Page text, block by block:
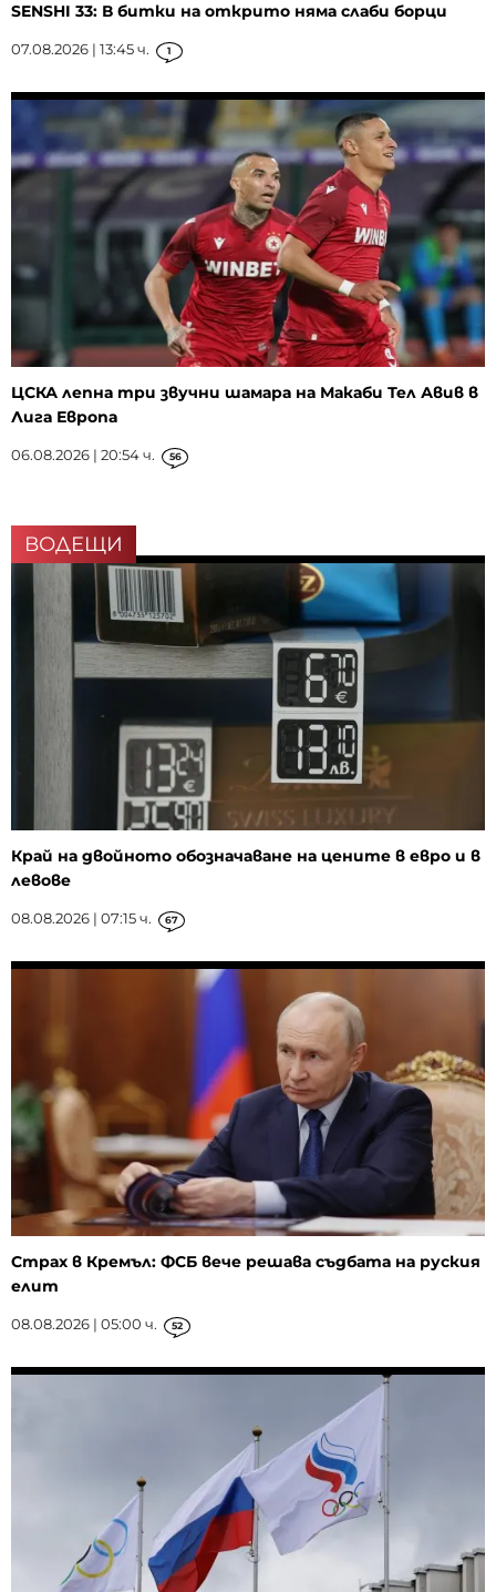
SENSHI 33: В битки на открито няма слаби борци
07.08.2026 | 13:45 ч. 1
ЦСКА лепна три звучни шамара на Макаби Тел Авив в
Лига Европа
06.08.2026 | 20:54 ч. 56
ВОДЕЩИ
Край на двойното обозначаване на цените в евро и в
левове
08.08.2026 | 07:15 ч. 67
Страх в Кремъл: ФСБ вече решава съдбата на руския
елит
08.08.2026 | 05:00 ч. 52